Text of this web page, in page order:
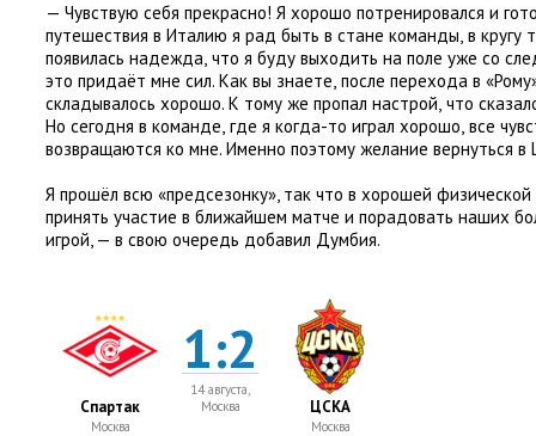
— Чувствую себя прекрасно! Я хорошо потренировался и
путешествия в Италию я рад быть в стане команды, в кругу
появилась надежда, что я буду выходить на поле уже со
это придаёт мне сил. Как вы знаете, после перехода в
складывалось хорошо. К тому же пропал настрой, что
Но сегодня в команде, где я когда-то играл хорошо, все
возвращаются ко мне. Именно поэтому желание вернуться
Я прошёл всю «предсезонку», так что в хорошей
принять участие в ближайшем матче и порадовать наших
игрой, — в свою очередь добавил Думбия.
Спартак
Москва
1:2
14 августа,
Москва
ЦСКА
Москва